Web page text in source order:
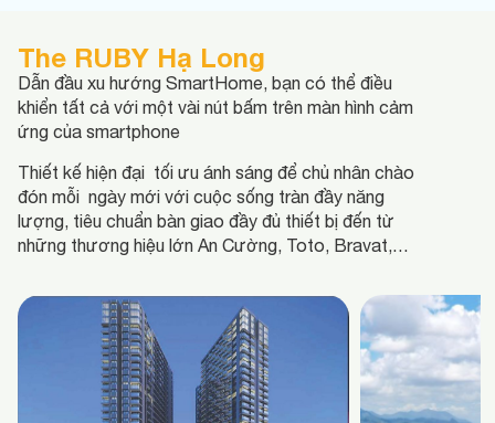
The RUBY Hạ Long
Dẫn đầu xu hướng SmartHome, bạn có thể điều
khiển tất cả với một vài nút bấm trên màn hình cảm
ứng của smartphone
Thiết kế hiện đại tối ưu ánh sáng để chủ nhân chào
đón mỗi ngày mới với cuộc sống tràn đầy năng
lượng, tiêu chuẩn bàn giao đầy đủ thiết bị đến từ
những thương hiệu lớn An Cường, Toto, Bravat,…